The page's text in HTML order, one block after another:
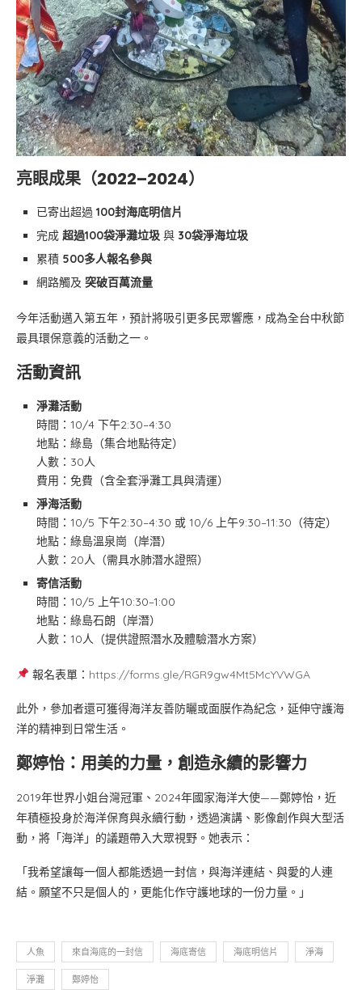
亮眼成果（2022–2024）
已寄出超過 100封海底明信片
完成 超過100袋淨灘垃圾 與 30袋淨海垃圾
累積 500多人報名參與
網路觸及 突破百萬流量
今年活動邁入第五年，預計將吸引更多民眾響應，成為全台中秋節
最具環保意義的活動之一。
活動資訊
淨灘活動
時間：10/4 下午2:30–4:30
地點：綠島（集合地點待定）
人數：30人
費用：免費（含全套淨灘工具與清運）
淨海活動
時間：10/5 下午2:30–4:30 或 10/6 上午9:30–11:30（待定）
地點：綠島溫泉崗（岸潛）
人數：20人（需具水肺潛水證照）
寄信活動
時間：10/5 上午10:30–1:00
地點：綠島石朗（岸潛）
人數：10人（提供證照潛水及體驗潛水方案）
報名表單： https://forms.gle/RGR9gw4Mt5McYVWGA
此外，參加者還可獲得海洋友善防曬或面膜作為紀念，延伸守護海
洋的精神到日常生活。
鄭婷怡：用美的力量，創造永續的影響力
2019年世界小姐台灣冠軍、2024年國家海洋大使——鄭婷怡，近
年積極投身於海洋保育與永續行動，透過演講、影像創作與大型活
動，將「海洋」的議題帶入大眾視野。她表示：
「我希望讓每一個人都能透過一封信，與海洋連結、與愛的人連
結。願望不只是個人的，更能化作守護地球的一份力量。」
人魚 來自海底的一封信 海底寄信 海底明信片 淨海
淨灘 鄭婷怡